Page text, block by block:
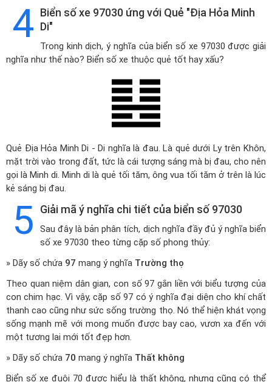
4 Biển số xe 97030 ứng với Quẻ "Địa Hỏa Minh
Di"
Trong kinh dịch, ý nghĩa của biển số xe 97030 được giải
nghĩa như thế nào? Biển số xe thuộc quẻ tốt hay xấu?
Quẻ Địa Hỏa Minh Di - Di nghĩa là đau. Là quẻ dưới Ly trên Khôn,
mặt trời vào trong đất, tức là cái tượng sáng mà bị đau, cho nên
gọi là Minh di. Minh di là quẻ tối tăm, ông vua tối tăm ở trên là lúc
kẻ sáng bị đau.
5 Giải mã ý nghĩa chi tiết của biển số 97030
Sau đây là bản phân tích, dịch nghĩa đầy đủ ý nghĩa biển
số xe 97030 theo từng cặp số phong thủy:
» Dãy số chứa 97 mang ý nghĩa Trường thọ
Theo quan niệm dân gian, con số 97 gắn liền với biểu tượng của
con chim hạc. Vì vậy, cặp số 97 có ý nghĩa đại diện cho khí chất
thanh cao cũng như sức sống trường thọ. Nó thể hiện khát vọng
sống mạnh mẽ với mong muốn được bay cao, vươn xa đến với
một tương lai mới tốt đẹp hơn.
» Dãy số chứa 70 mang ý nghĩa Thất không
Biển số xe đuôi 70 được hiểu là thất không, nhưng cũng có thể